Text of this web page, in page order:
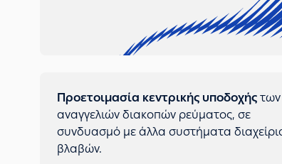
Προετοιμασία κεντρικής υποδοχής των
αναγγελιών διακοπών ρεύματος, σε
συνδυασμό με άλλα συστήματα
βλαβών.